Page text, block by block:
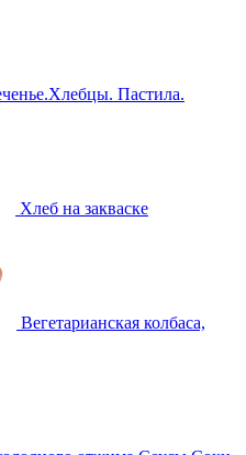
Пастила.
Хлеб на закваске
Вегетарианская колбаса,